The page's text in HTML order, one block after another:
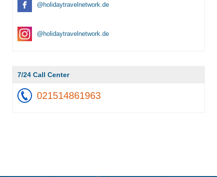
@holidaytravelnetwork.de
@holidaytravelnetwork.de
7/24 Call Center
021514861963